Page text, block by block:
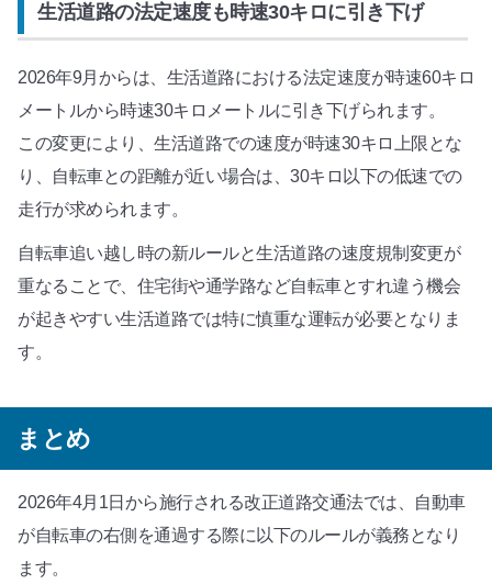
生活道路の法定速度も時速30キロに引き下げ
2026年9月からは、生活道路における法定速度が時速60キロ
メートルから時速30キロメートルに引き下げられます。
この変更により、生活道路での速度が時速30キロ上限とな
り、自転車との距離が近い場合は、30キロ以下の低速での
走行が求められます。
自転車追い越し時の新ルールと生活道路の速度規制変更が
重なることで、住宅街や通学路など自転車とすれ違う機会
が起きやすい生活道路では特に慎重な運転が必要となりま
す。
まとめ
2026年4月1日から施行される改正道路交通法では、自動車
が自転車の右側を通過する際に以下のルールが義務となり
ます。